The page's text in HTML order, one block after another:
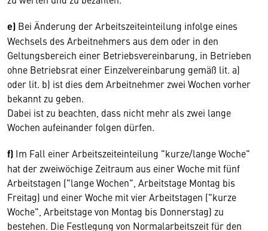
e) Bei Änderung der Arbeitszeiteinteilung infolge eines
Wechsels des Arbeitnehmers aus dem oder in den
Geltungsbereich einer Betriebsvereinbarung, in Betrieben
ohne Betriebsrat einer Einzelvereinbarung gemäß lit. a)
oder lit. b) ist dies dem Arbeitnehmer zwei Wochen vorher
bekannt zu geben.
Dabei ist zu beachten, dass nicht mehr als zwei lange
Wochen aufeinander folgen dürfen.
f) Im Fall einer Arbeitszeiteinteilung "kurze/lange Woche"
hat der zweiwöchige Zeitraum aus einer Woche mit fünf
Arbeitstagen ("lange Wochen", Arbeitstage Montag bis
Freitag) und einer Woche mit vier Arbeitstagen ("kurze
Woche", Arbeitstage von Montag bis Donnerstag) zu
bestehen. Die Festlegung von Normalarbeitszeit für den